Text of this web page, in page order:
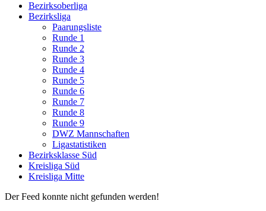
Bezirksoberliga
Bezirksliga
Paarungsliste
Runde 1
Runde 2
Runde 3
Runde 4
Runde 5
Runde 6
Runde 7
Runde 8
Runde 9
DWZ Mannschaften
Ligastatistiken
Bezirksklasse Süd
Kreisliga Süd
Kreisliga Mitte
Der Feed konnte nicht gefunden werden!